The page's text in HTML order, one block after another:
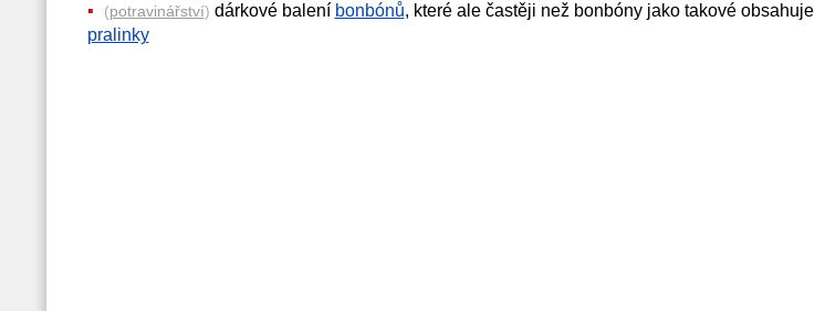
(potravinářství) dárkové balení bonbónů, které ale častěji než bonbóny jako takové obsahuje
pralinky